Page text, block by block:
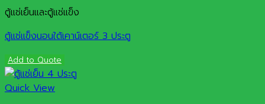
ตู้แช่เย็นและตู้แช่แข็ง
ตู้แช่แข็งนอนใต้เคาน์เตอร์ 3 ประตู
Add to Quote
Quick View